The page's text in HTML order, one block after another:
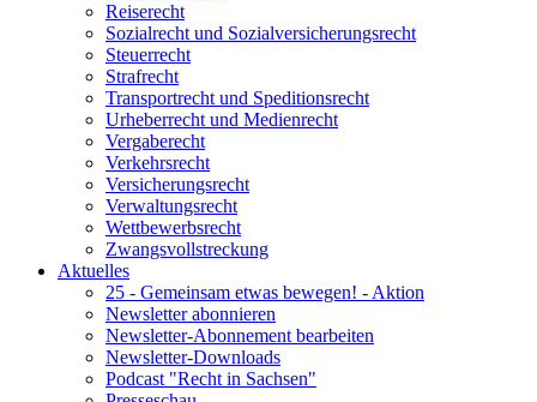
Reiserecht
Sozialrecht und Sozialversicherungsrecht
Steuerrecht
Strafrecht
Transportrecht und Speditionsrecht
Urheberrecht und Medienrecht
Vergaberecht
Verkehrsrecht
Versicherungsrecht
Verwaltungsrecht
Wettbewerbsrecht
Zwangsvollstreckung
Aktuelles
25 - Gemeinsam etwas bewegen! - Aktion
Newsletter abonnieren
Newsletter-Abonnement bearbeiten
Newsletter-Downloads
Podcast "Recht in Sachsen"